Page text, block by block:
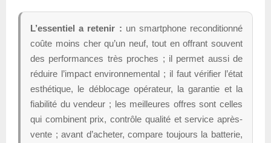
L’essentiel a retenir : un smartphone reconditionné
coûte moins cher qu’un neuf, tout en offrant souvent
des performances très proches ; il permet aussi de
réduire l’impact environnemental ; il faut vérifier l’état
esthétique, le déblocage opérateur, la garantie et la
fiabilité du vendeur ; les meilleures offres sont celles
qui combinent prix, contrôle qualité et service après-
vente ; avant d’acheter, compare toujours la batterie,